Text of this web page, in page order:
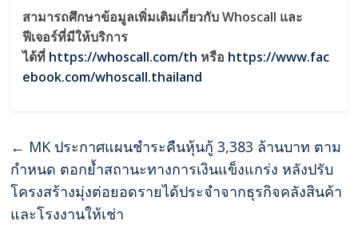
สามารถศึกษาข้อมูลเพิ่มเติมเกี่ยวกับ Whoscall และ
ฟีเจอร์ที่มีให้บริการ
ได้ที่ https://whoscall.com/th หรือ https://www.fac
ebook.com/whoscall.thailand
← MK ประกาศแผนชำระคืนหุ้นกู้ 3,383 ล้านบาท ตาม
กำหนด ตอกย้ำสถานะทางการเงินแข็งแกร่ง หลังปรับ
โครงสร้างมุ่งต่อยอดรายได้ประจำจากธุรกิจคลังสินค้า
และโรงงานให้เช่า